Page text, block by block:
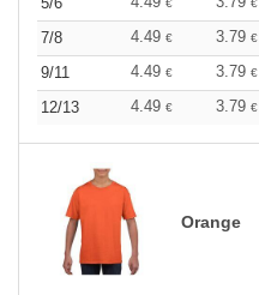
€ €
7/8
4.49 € 3.79 €
9/11
4.49 € 3.79 €
12/13
4.49 € 3.79 €
Orange